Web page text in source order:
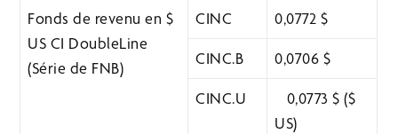
Fonds de revenu en $
US CI DoubleLine
(Série de FNB)
CINC 0,0772 $
CINC.B 0,0706 $
CINC.U
0,0773 $ ($
US)